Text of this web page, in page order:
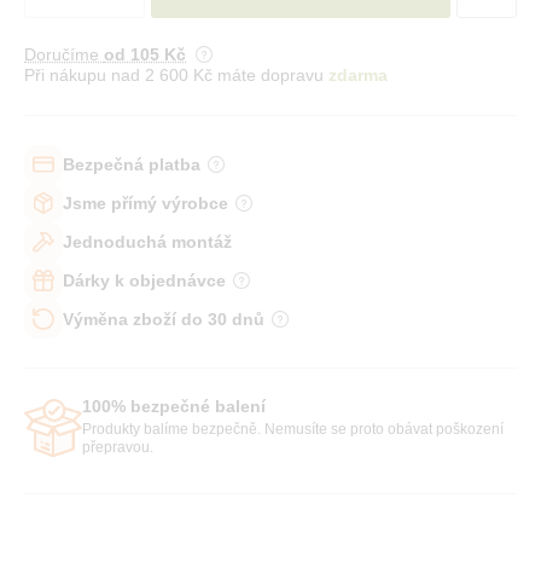
Doručíme od 105 Kč
Při nákupu nad 2 600 Kč máte dopravu zdarma
Bezpečná platba
Jsme přímý výrobce
Jednoduchá montáž
Dárky k objednávce
Výměna zboží do 30 dnů
100% bezpečné balení
Produkty balíme bezpečně. Nemusíte se proto obávat poškození
přepravou.